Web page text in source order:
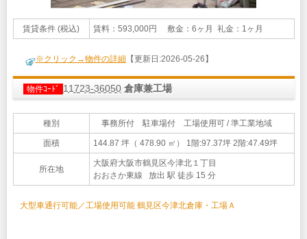
賃貸条件 (税込) 賃料：593,000円 敷金：6ヶ月 礼金：1ヶ月
※クリック→物件の詳細 【更新日:2026-05-26】
物件ｺｰﾄﾞ 11723-36050 倉庫兼工場
種別 事務所付 駐車場付 工場使用可 / 準工業地域
面積 144.87 坪（ 478.90 ㎡） 1階:97.37坪 2階:47.49坪
所在地
大阪府大阪市鶴見区今津北１丁目
おおさか東線 放出 駅 徒歩 15 分
大型車通行可能／工場使用可能 鶴見区今津北倉庫・工場Ａ